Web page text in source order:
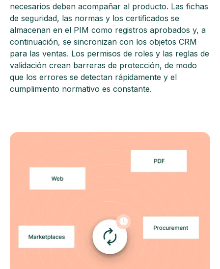
necesarios deben acompañar al producto. Las fichas
de seguridad, las normas y los certificados se
almacenan en el PIM como registros aprobados y, a
continuación, se sincronizan con los objetos CRM
para las ventas. Los permisos de roles y las reglas de
validación crean barreras de protección, de modo
que los errores se detectan rápidamente y el
cumplimiento normativo es constante.